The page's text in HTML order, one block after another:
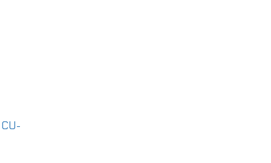
CU-